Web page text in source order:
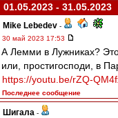
01.05.2023 - 31.05.2023
Mike Lebedev -
30 май 2023 17:53
А Лемми в Лужниках?
или, простигосподи, в
https://youtu.be/rZQ-
Последнее сообщение
Шигала -